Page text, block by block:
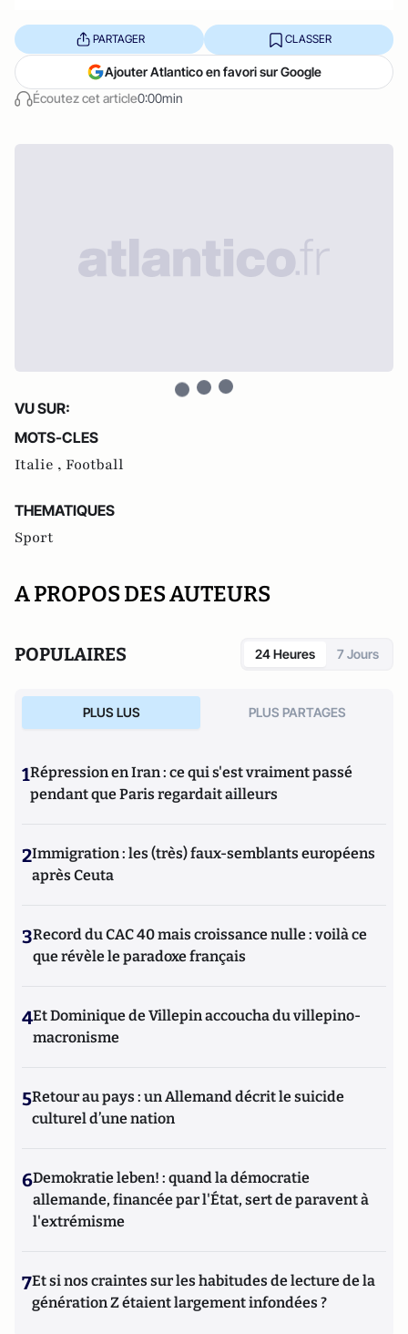
Écoutez cet article0:00min
PARTAGER CLASSER
Ajouter Atlantico en favori sur Google
VU SUR:
MOTS-CLES
Italie , Football
THEMATIQUES
Sport
A PROPOS DES AUTEURS
POPULAIRES 24 Heures 7 Jours
PLUS LUS PLUS PARTAGES
1Répression en Iran : ce qui s'est vraiment passé
pendant que Paris regardait ailleurs
2Immigration : les (très) faux-semblants européens
après Ceuta
3Record du CAC 40 mais croissance nulle : voilà ce
que révèle le paradoxe français
4Et Dominique de Villepin accoucha du villepino-
macronisme
5Retour au pays : un Allemand décrit le suicide
culturel d’une nation
6Demokratie leben! : quand la démocratie
allemande, financée par l'État, sert de paravent à
l'extrémisme
7Et si nos craintes sur les habitudes de lecture de la
génération Z étaient largement infondées ?